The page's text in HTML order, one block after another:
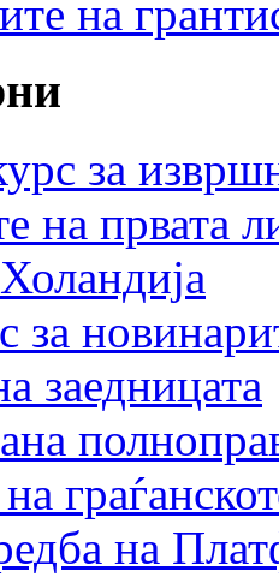
на
за
на првата
за
заедницата
на
на